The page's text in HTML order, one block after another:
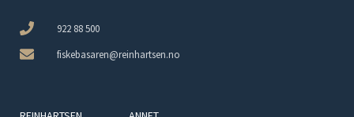
922 88 500
fiskebasaren@reinhartsen.no